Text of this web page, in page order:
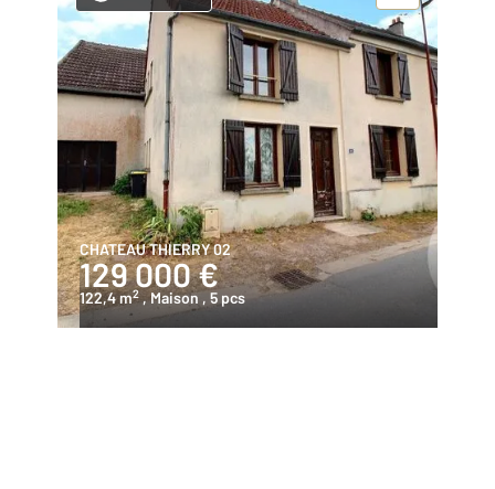
CHATEAU THIERRY 02
129 000 €
122,4 m2 , Maison , 5 pcs